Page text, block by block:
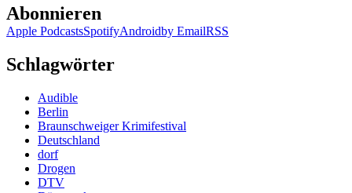
Abonnieren
Apple PodcastsSpotifyAndroidby EmailRSS
Schlagwörter
Audible
Berlin
Braunschweiger Krimifestival
Deutschland
dorf
Drogen
DTV